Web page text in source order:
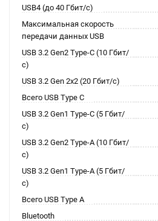
USB4 (до 40 Гбит/с)
Максимальная скорость
передачи данных USB
USB 3.2 Gen2 Type-C (10 Гбит/
с)
USB 3.2 Gen 2x2 (20 Гбит/с)
Всего USB Type C
USB 3.2 Gen1 Type-C (5 Гбит/
с)
USB 3.2 Gen2 Type-A (10 Гбит/
с)
USB 3.2 Gen1 Type-A (5 Гбит/
с)
Всего USB Type A
Bluetooth